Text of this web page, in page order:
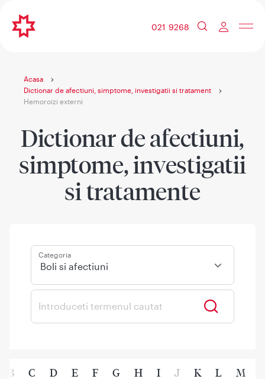
021 9268
Acasa
Dictionar de afectiuni, simptome, investigatii si tratament
Hemoroizi externi
Dictionar de afectiuni,
simptome, investigatii
si tratamente
Categoria
Boli si afectiuni
B C D E F G H I J K L M